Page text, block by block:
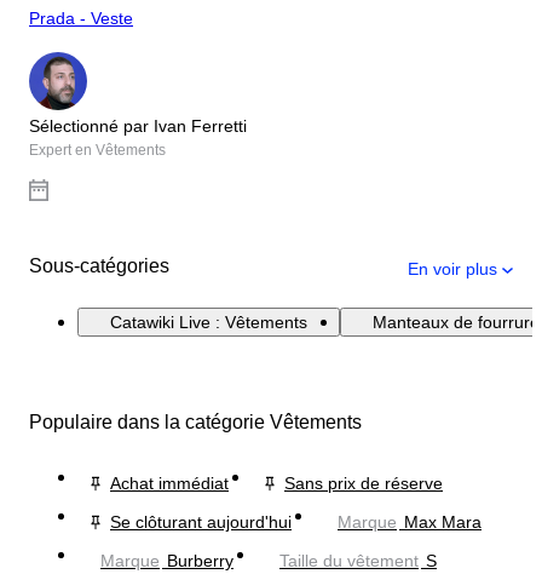
Prada - Veste
Sélectionné par Ivan Ferretti
Expert en Vêtements
Sous-catégories En voir plus
Catawiki Live : Vêtements Manteaux de
Populaire dans la catégorie Vêtements
Achat immédiat
Sans prix de réserve
Se clôturant aujourd'hui
Marque Max Mara
Marque Burberry Taille du vêtement S